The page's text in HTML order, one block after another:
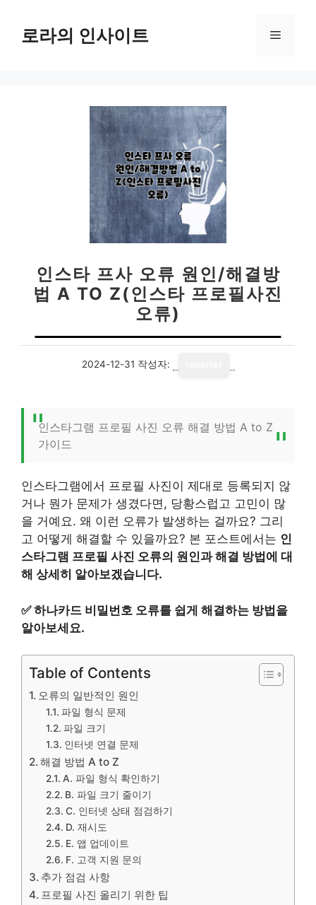
로라의 인사이트 메
인스타 프사 오류 원인/해결방
법 A TO Z(인스타 프로필사진
오류)
2024-12-31 작성자:
인스타그램 프로필 사진 오류 해결 방법 A to Z
가이드
인스타그램에서 프로필 사진이 제대로 등록되지 않
거나 뭔가 문제가 생겼다면, 당황스럽고 고민이 많
을 거예요. 왜 이런 오류가 발생하는 걸까요? 그리
고 어떻게 해결할 수 있을까요? 본 포스트에서는 인
스타그램 프로필 사진 오류의 원인과 해결 방법에 대
해 상세히 알아보겠습니다.
✅하나카드 비밀번호 오류를 쉽게 해결하는 방법을
알아보세요.
Table of Contents
오류의 일반적인 원인
파일 형식 문제
파일 크기
인터넷 연결 문제
해결 방법 A to Z
A. 파일 형식 확인하기
B. 파일 크기 줄이기
C. 인터넷 상태 점검하기
D. 재시도
E. 앱 업데이트
F. 고객 지원 문의
추가 점검 사항
프로필 사진 올리기 위한 팁